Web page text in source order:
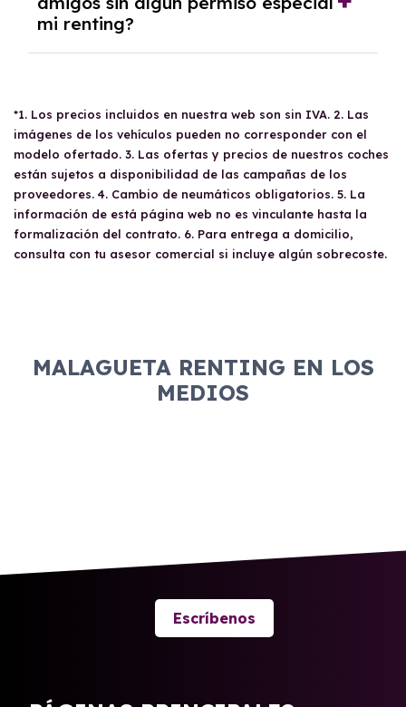
pérdidas y ganancias
IBANy el titular, entre otros documentos
necesarios para la contratación.
mi renting?
un carné de conducir válido. No hay
restricción en cuanto a quién puede utilizar el
vehículo, aunque es recomendable revisar las
condiciones del contrato antes de
compartirlo.
*1. Los precios incluidos en nuestra web son sin IVA. 2. Las
imágenes de los vehículos pueden no corresponder con el
modelo ofertado. 3. Las ofertas y precios de nuestros coches
están sujetos a disponibilidad de las campañas de los
proveedores. 4. Cambio de neumáticos obligatorios. 5. La
información de está página web no es vinculante hasta la
formalización del contrato. 6. Para entrega a domicilio,
consulta con tu asesor comercial si incluye algún sobrecoste.
MALAGUETA RENTING EN LOS
MEDIOS
Escríbenos